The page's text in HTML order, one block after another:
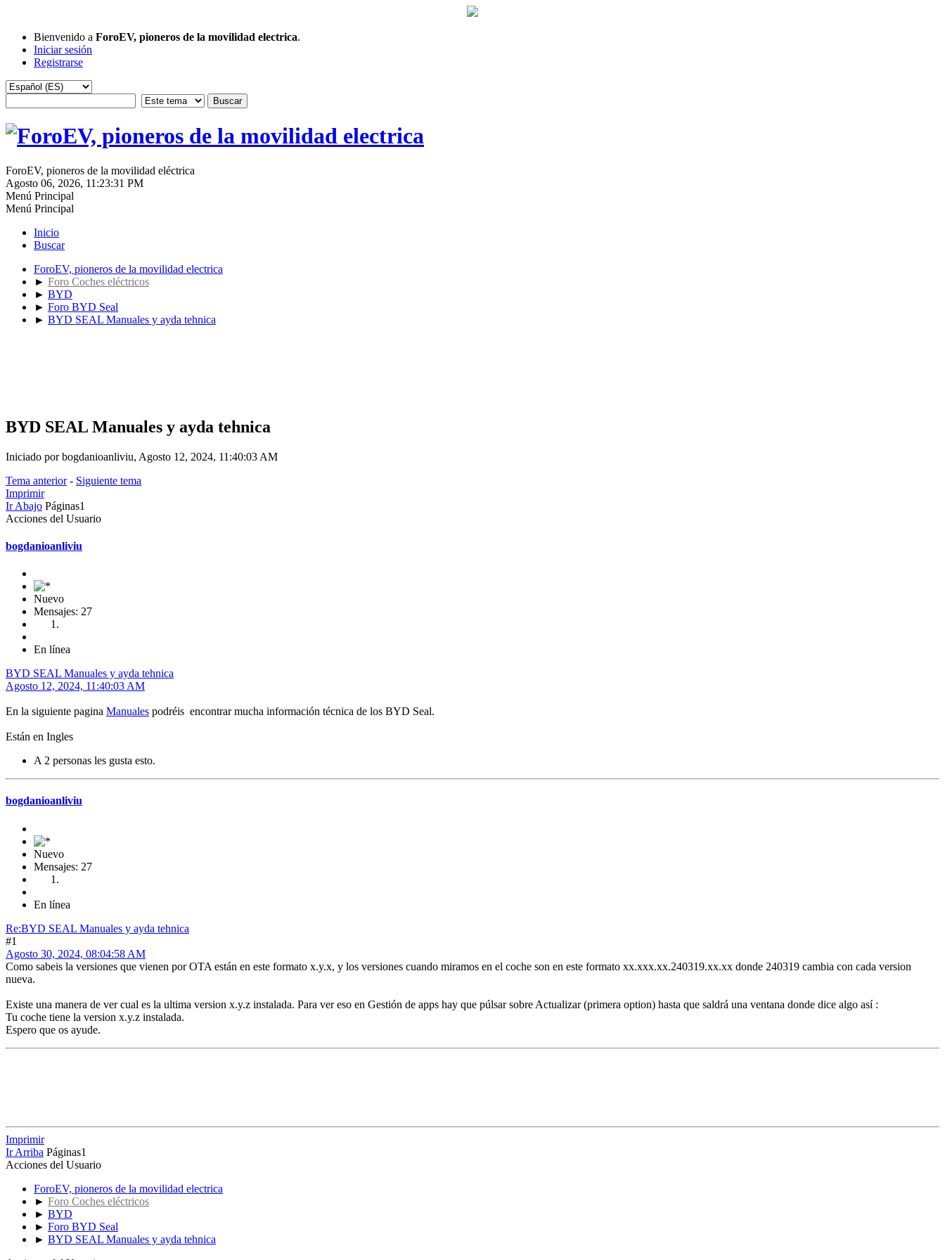
Bienvenido a ForoEV, pioneros de la movilidad electrica.
Iniciar sesión
Registrarse
ForoEV, pioneros de la movilidad eléctrica
Agosto 06, 2026, 11:23:31 PM
Menú Principal
Menú Principal
Inicio
Buscar
ForoEV, pioneros de la movilidad electrica
► Foro Coches eléctricos
► BYD
► Foro BYD Seal
► BYD SEAL Manuales y ayda tehnica
BYD SEAL Manuales y ayda tehnica
Iniciado por bogdanioanliviu, Agosto 12, 2024, 11:40:03 AM
Tema anterior- Siguiente tema
Imprimir
Ir Abajo Páginas1
Acciones del Usuario
bogdanioanliviu
Nuevo
Mensajes: 27
En línea
BYD SEAL Manuales y ayda tehnica
Agosto 12, 2024, 11:40:03 AM
En la siguiente pagina Manuales podréis encontrar mucha información técnica de los BYD Seal.
Están en Ingles
A 2 personas les gusta esto.
bogdanioanliviu
Nuevo
Mensajes: 27
En línea
Re:BYD SEAL Manuales y ayda tehnica
#1
Agosto 30, 2024, 08:04:58 AM
Como sabeis la versiones que vienen por OTA están en este formato x.y.x, y los versiones cuando miramos en el coche son en este formato xx.xxx.xx.240319.xx.xx donde 240319 cambia con cada version
nueva.
Existe una manera de ver cual es la ultima version x.y.z instalada. Para ver eso en Gestión de apps hay que púlsar sobre Actualizar (primera option) hasta que saldrá una ventana donde dice algo así :
Tu coche tiene la version x.y.z instalada.
Espero que os ayude.
Imprimir
Ir Arriba Páginas1
Acciones del Usuario
ForoEV, pioneros de la movilidad electrica
► Foro Coches eléctricos
► BYD
► Foro BYD Seal
► BYD SEAL Manuales y ayda tehnica